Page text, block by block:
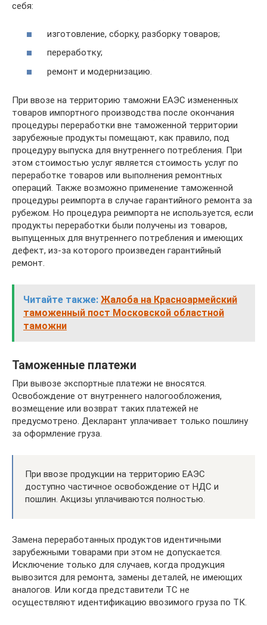
себя:
изготовление, сборку, разборку товаров;
переработку;
ремонт и модернизацию.
При ввозе на территорию таможни ЕАЭС измененных
товаров импортного производства после окончания
процедуры переработки вне таможенной территории
зарубежные продукты помещают, как правило, под
процедуру выпуска для внутреннего потребления. При
этом стоимостью услуг является стоимость услуг по
переработке товаров или выполнения ремонтных
операций. Также возможно применение таможенной
процедуры реимпорта в случае гарантийного ремонта за
рубежом. Но процедура реимпорта не используется, если
продукты переработки были получены из товаров,
выпущенных для внутреннего потребления и имеющих
дефект, из-за которого произведен гарантийный
ремонт.
Читайте также: Жалоба на Красноармейский
таможенный пост Московской областной
таможни
Таможенные платежи
При вывозе экспортные платежи не вносятся.
Освобождение от внутреннего налогообложения,
возмещение или возврат таких платежей не
предусмотрено. Декларант уплачивает только пошлину
за оформление груза.
При ввозе продукции на территорию ЕАЭС
доступно частичное освобождение от НДС и
пошлин. Акцизы уплачиваются полностью.
Замена переработанных продуктов идентичными
зарубежными товарами при этом не допускается.
Исключение только для случаев, когда продукция
вывозится для ремонта, замены деталей, не имеющих
аналогов. Или когда представители ТС не
осуществляют идентификацию ввозимого груза по ТК.